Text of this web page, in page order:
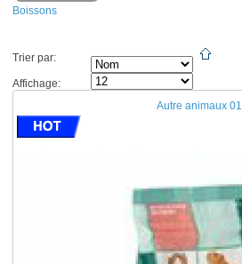
Boissons
Trier par:
Affichage:
Autre animaux 01